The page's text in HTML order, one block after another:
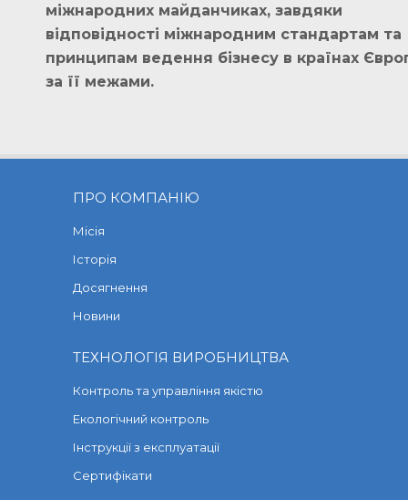
міжнародних майданчиках, завдяки
відповідності міжнародним стандартам та
принципам ведення бізнесу в країнах
за її межами.
ПРО КОМПАНІЮ
Місія
Історія
Досягнення
Новини
ТЕХНОЛОГІЯ ВИРОБНИЦТВА
Контроль та управління якістю
Екологічний контроль
Інструкції з експлуатації
Сертифікати